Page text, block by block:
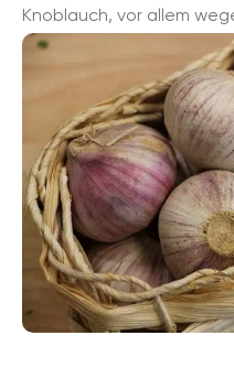
Knoblauch, vor allem
Knoblauch, botanisch